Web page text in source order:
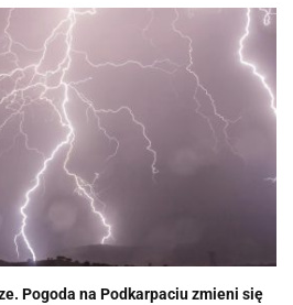
Pogoda na Podkarpaciu zmieni się